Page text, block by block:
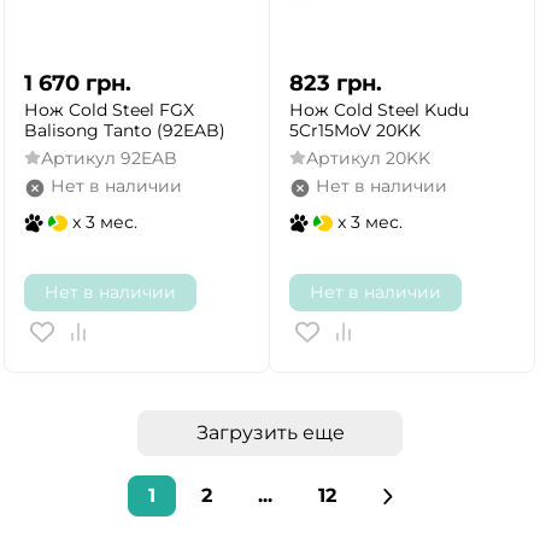
1 670 грн.
Нож Cold Steel FGX
Balisong Tanto (92EAB)
Артикул 92EAB
Нет в наличии
x 3 мес.
Нет в наличии
823 грн.
Нож Cold Steel Kudu
5Cr15MoV 20KK
Артикул 20KK
Нет в наличии
x 3 мес.
Нет в наличии
Загрузить еще
1 2 ... 12